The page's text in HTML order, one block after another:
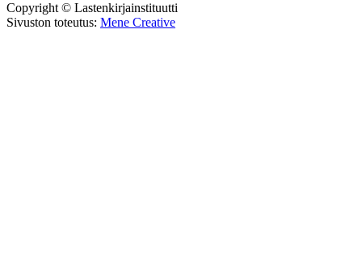
Copyright © Lastenkirjainstituutti
Sivuston toteutus: Mene Creative